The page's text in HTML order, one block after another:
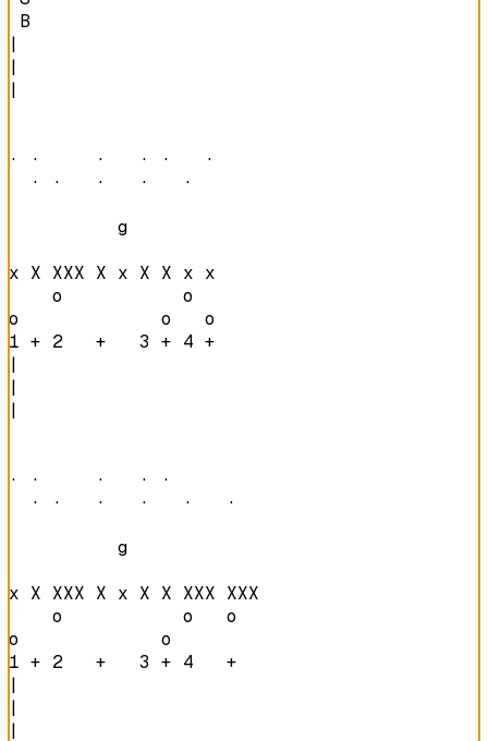
B
|
|
|
· ·     ·   · ·   ·
  · ·   ·   ·   ·
          g
x X XXX X x X X x x
    o           o
o             o   o
1 + 2   +   3 + 4 +
|
|
|
· ·     ·   · ·
  · ·   ·   ·   ·   ·
          g
x X XXX X x X X XXX XXX
    o           o   o
o             o
1 + 2   +   3 + 4   +
|
|
|